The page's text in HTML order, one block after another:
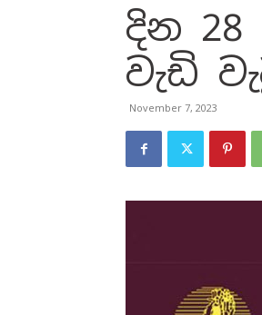
දින
වැඩි
November 7, 2023